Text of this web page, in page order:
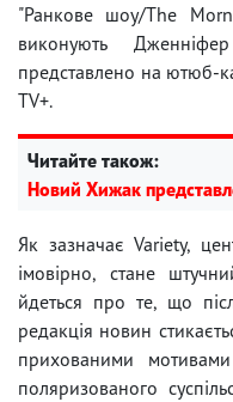
"Ранкове шоу/The
виконують
представлено на ютюб-
TV+.
Читайте також:
Новий Хижак
Як зазначає Variety,
імовірно, стане
йдеться про те, що
редакція новин
прихованими
поляризованого